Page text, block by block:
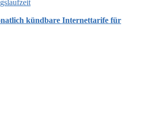
kündbare Internettarife für